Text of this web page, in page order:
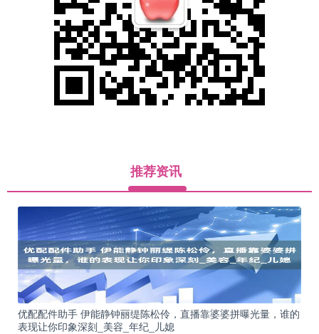
推荐资讯
优配配件助手 伊能静钟丽缇陈松伶，直播靠婆婆拼曝光量，谁的
表现让你印象深刻_美容_年纪_儿媳